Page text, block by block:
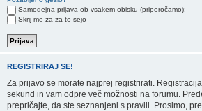
Samodejna prijava ob vsakem obisku (priporočamo):
Skrij me za za to sejo
REGISTRIRAJ SE!
Za prijavo se morate najprej registrirati.
sekund in vam odpre več možnosti na forumu.
prepričajte, da ste seznanjeni s pravili. Prosimo,